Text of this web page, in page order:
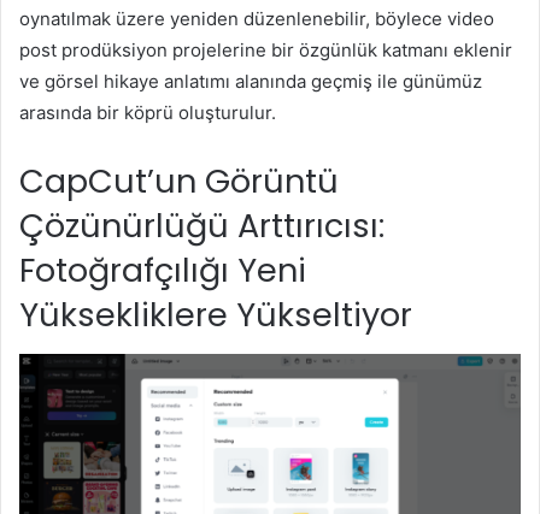
oynatılmak üzere yeniden düzenlenebilir, böylece video
post prodüksiyon projelerine bir özgünlük katmanı eklenir
ve görsel hikaye anlatımı alanında geçmiş ile günümüz
arasında bir köprü oluşturulur.
CapCut’un Görüntü
Çözünürlüğü Arttırıcısı:
Fotoğrafçılığı Yeni
Yüksekliklere Yükseltiyor